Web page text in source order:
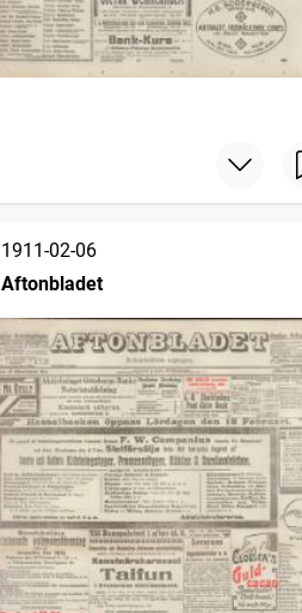
1911-02-06
Aftonbladet